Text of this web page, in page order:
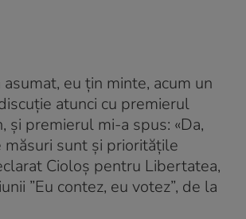
asumat, eu țin minte, acum un
atunci cu premierul
și premierul mi-a spus: «Da,
măsuri sunt și prioritățile
Cioloș pentru Libertatea,
”Eu contez, eu votez”, de la